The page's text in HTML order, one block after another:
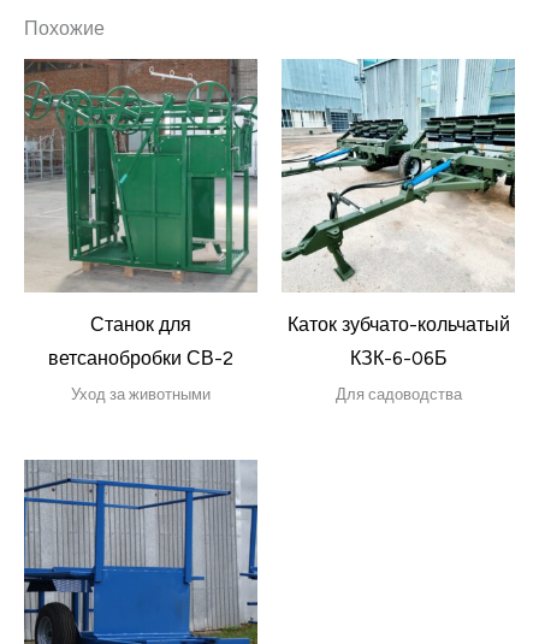
Похожие
Станок для
ветсанобробки СВ-2
Уход за животными
Каток зубчато-кольчатый
КЗК-6-06Б
Для садоводства